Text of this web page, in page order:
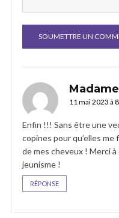
11 mai 2023 à
Enfin !!! Sans être une
copines pour qu’elles me
de mes cheveux ! Merci
jeunisme !
RÉPONSE